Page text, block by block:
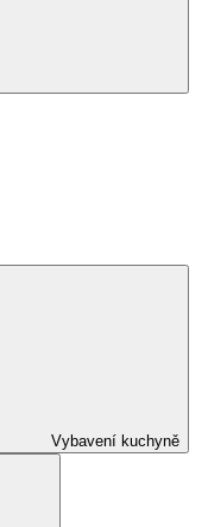
Vybavení kuchyně